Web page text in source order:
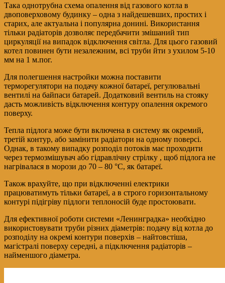
Така однотрубна схема опалення від газового котла в
двоповерховому будинку – одна з найдешевших, простих і
старих, але актуальна і популярна донині. Використання
тільки радіаторів дозволяє передбачити змішаний тип
циркуляції на випадок відключення світла. Для цього газовий
котел повинен бути незалежним, всі труби йти з ухилом 5-10
мм на 1 м.пог.
Для полегшення настройки можна поставити
терморегулятори на подачу кожної батареї, регулювальні
вентилі на байпаси батарей. Додатковий вентиль на стояку
дасть можливість відключення контуру опалення окремого
поверху.
Тепла підлога може бути включена в систему як окремий,
третій контур, або замінити радіатори на одному поверсі.
Однак, в такому випадку розподіл потоків має проходити
через термозмішувач або гідравлічну стрілку , щоб підлога не
нагрівалася в морози до 70 – 80 °С, як батареї.
Також врахуйте, що при відключенні електрики
працюватимуть тільки батареї, а в строго горизонтальному
контурі підігріву підлоги теплоносій буде простоювати.
Для ефективної роботи системи «Ленинградка» необхідно
використовувати труби різних діаметрів: подачу від котла до
розподілу на окремі контури поверхів – найтовстіша,
магістралі поверху середні, а підключення радіаторів –
найменшого діаметра.